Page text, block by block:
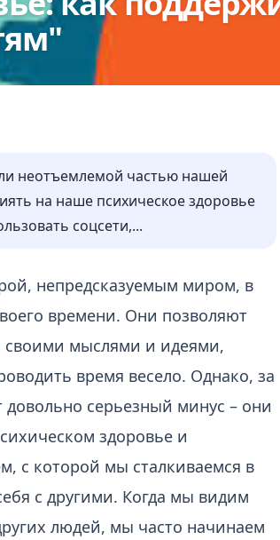
неотъемлемой частью нашей
на наше психическое здоровье
соцсети,...
непредсказуемым миром, в
времени. Они позволяют
своими мыслями и идеями,
время весело. Однако, за
серьезный минус – они
здоровье и
с которой мы сталкиваемся в
с другими. Когда мы видим
людей, мы часто начинаем